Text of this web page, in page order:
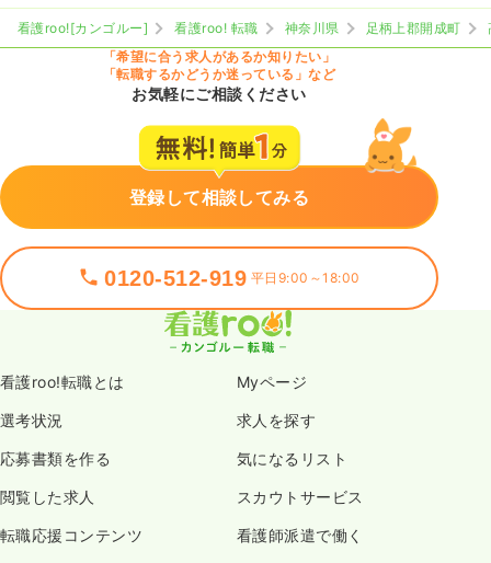
看護roo![カンゴルー] 看護roo! 転職 神奈川県 足柄上郡開成町
「希望に合う求人があるか知りたい」
「転職するかどうか迷っている」など
お気軽にご相談ください
登録して相談してみる
0120-512-919 平日9:00～18:00
看護roo!転職とは Myページ
選考状況 求人を探す
応募書類を作る 気になるリスト
閲覧した求人 スカウトサービス
転職応援コンテンツ 看護師派遣で働く